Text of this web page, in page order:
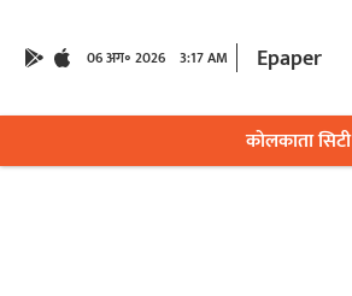
06 अग॰ 2026 3:17 AM Epaper
कोलकाता सिटी